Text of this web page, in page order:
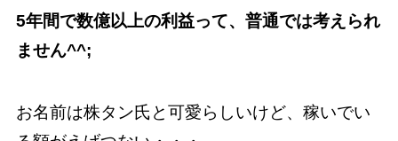
5年間で数億以上の利益って、普通では考えられ
ません^^;
お名前は株タン氏と可愛らしいけど、稼いでい